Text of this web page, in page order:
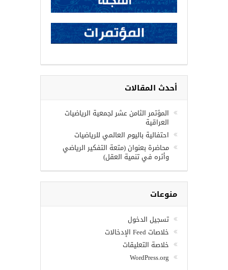
أحدث المقالات
المؤتمر الثامن عشر لجمعية الرياضيات
العراقية
احتفالية باليوم العالمي للرياضيات
محاضرة بعنوان (متعة التفكير الرياضي
وأثره في تنمية العقل)
منوعات
تسجيل الدخول
خلاصات Feed الإدخالات
خلاصة التعليقات
WordPress.org